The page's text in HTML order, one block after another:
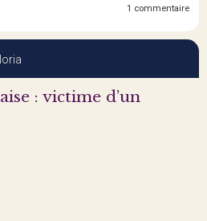
1 commentaire
: victime d’un